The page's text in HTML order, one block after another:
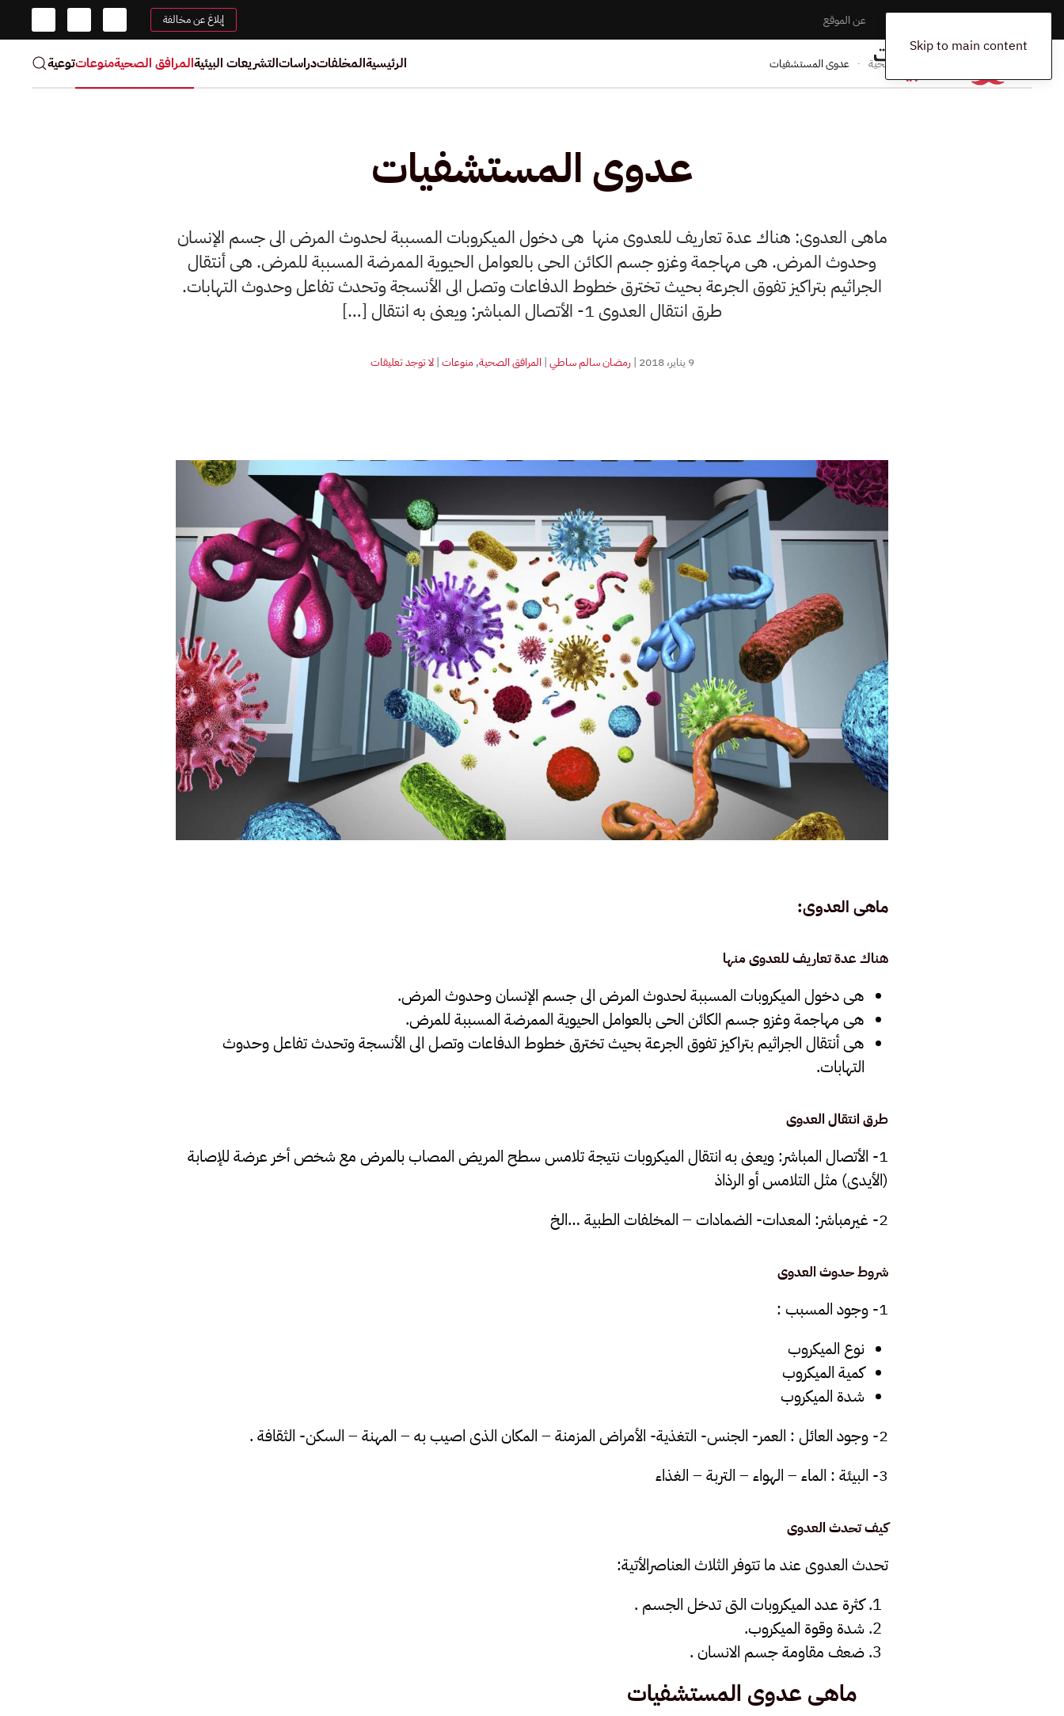
Skip to main content
اتصل بنا عن الموقع إبلاغ عن مخالفة
الرئيسيةالمخلفاتدراساتالتشريعات البيئيةالمرافق الصحيةمنوعاتتوعية المرافق الصحية عدوى المستشفيات
عدوى المستشفيات
ماهى العدوى: هناك عدة تعاريف للعدوى منها هى دخول الميكروبات المسببة لحدوث المرض الى جسم الإنسان
وحدوث المرض. هى مهاجمة وغزو جسم الكائن الحى بالعوامل الحيوية الممرضة المسببة للمرض. هى أنتقال
الجراثيم بتراكيز تفوق الجرعة بحيث تخترق خطوط الدفاعات وتصل الى الأنسجة وتحدث تفاعل وحدوث التهابات.
طرق انتقال العدوى 1- الأتصال المباشر: ويعنى به انتقال […]
9 يناير، 2018 |رمضان سالم ساطي| المرافق الصحية,منوعات|لا توجد تعليقاتعلى
ماهى العدوى:
هناك عدة تعاريف للعدوى منها
هى دخول الميكروبات المسببة لحدوث المرض الى جسم الإنسان وحدوث المرض.
هى مهاجمة وغزو جسم الكائن الحى بالعوامل الحيوية الممرضة المسببة للمرض.
هى أنتقال الجراثيم بتراكيز تفوق الجرعة بحيث تخترق خطوط الدفاعات وتصل الى الأنسجة وتحدث تفاعل وحدوث
التهابات.
طرق انتقال العدوى
1- الأتصال المباشر: ويعنى به انتقال الميكروبات نتيجة تلامس سطح المريض المصاب بالمرض مع شخص أخر عرضة للإصابة
(الأيدى) مثل التلامس أو الرذاذ
2- غيرمباشر: المعدات- الضمادات – المخلفات الطبية …الخ
شروط حدوث العدوى
1- وجود المسبب :
نوع الميكروب
كمية الميكروب
شدة الميكروب
2- وجود العائل : العمر- الجنس- التغذية- الأمراض المزمنة – المكان الذى اصيب به – المهنة – السكن- الثقافة .
3- البيئة : الماء – الهواء – التربة – الغذاء
كيف تحدث العدوى
تحدث العدوى عند ما تتوفر الثلاث العناصرالأتية:
كثرة عدد الميكروبات التى تدخل الجسم .
شدة وقوة الميكروب.
ضعف مقاومة جسم الانسان .
ماهى عدوى المستشفيات